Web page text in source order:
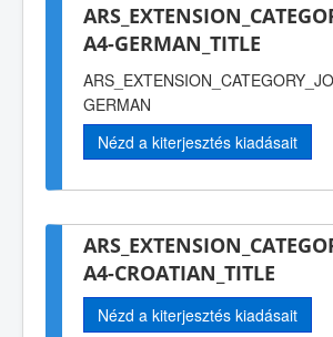
A4-GERMAN_TITLE
GERMAN
Nézd a kiterjesztés kiadásait
A4-CROATIAN_TITLE
Nézd a kiterjesztés kiadásait